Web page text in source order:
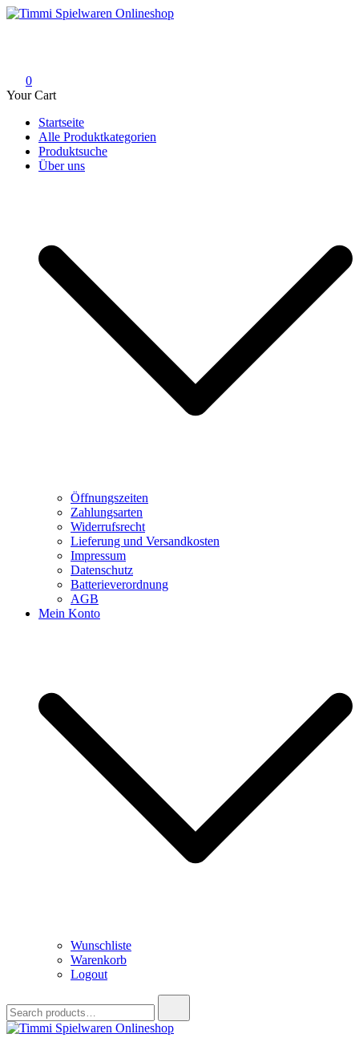
Skip
0
Your Cart
Startseite
Alle Produktkategorien
Produktsuche
Über uns
Öffnungszeiten
Zahlungsarten
Widerrufsrecht
Lieferung und Versandkosten
Impressum
Datenschutz
Batterieverordnung
AGB
Mein Konto
Wunschliste
Warenkorb
Logout
for: